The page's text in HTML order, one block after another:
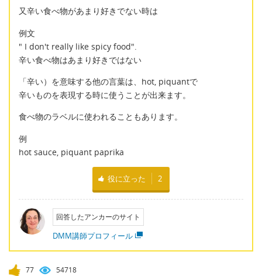
又辛い食べ物があまり好きでない時は
例文
" I don't really like spicy food".
辛い食べ物はあまり好きではない
「辛い）を意味する他の言葉は、hot, piquantで
辛いものを表現する時に使うことが出来ます。
食べ物のラベルに使われることもあります。
例
hot sauce, piquant paprika
役に立った 2
回答したアンカーのサイト
DMM講師プロフィール
77 54718